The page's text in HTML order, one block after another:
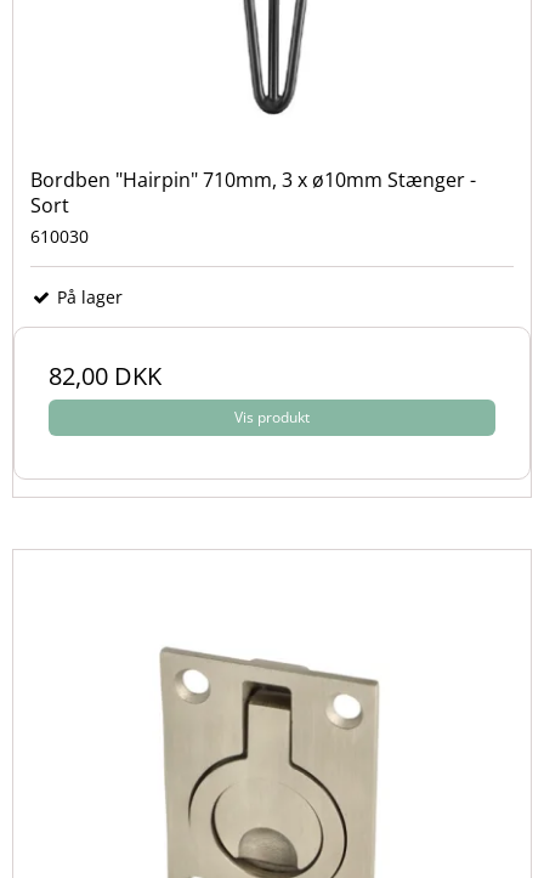
Bordben "Hairpin" 710mm, 3 x ø10mm Stænger -
Sort
610030
På lager
82,00 DKK
Vis produkt